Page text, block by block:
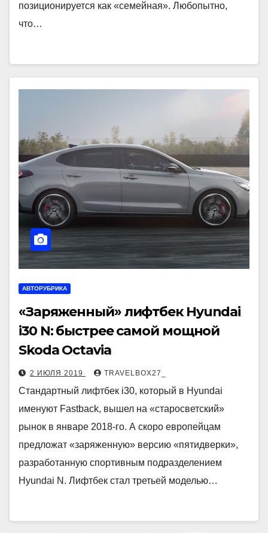
позиционируется как «семейная». Любопытно,
что…
АВТОРУБРИКА
«Заряженный» лифтбек Hyundai
i30 N: быстрее самой мощной
Skoda Octavia
2 ИЮЛЯ 2019 TRAVELBOX27_
Стандартный лифтбек i30, который в Hyundai
именуют Fastback, вышел на «старосветский»
рынок в январе 2018-го. А скоро европейцам
предложат «заряженную» версию «пятидверки»,
разработанную спортивным подразделением
Hyundai N. Лифтбек стал третьей моделью…